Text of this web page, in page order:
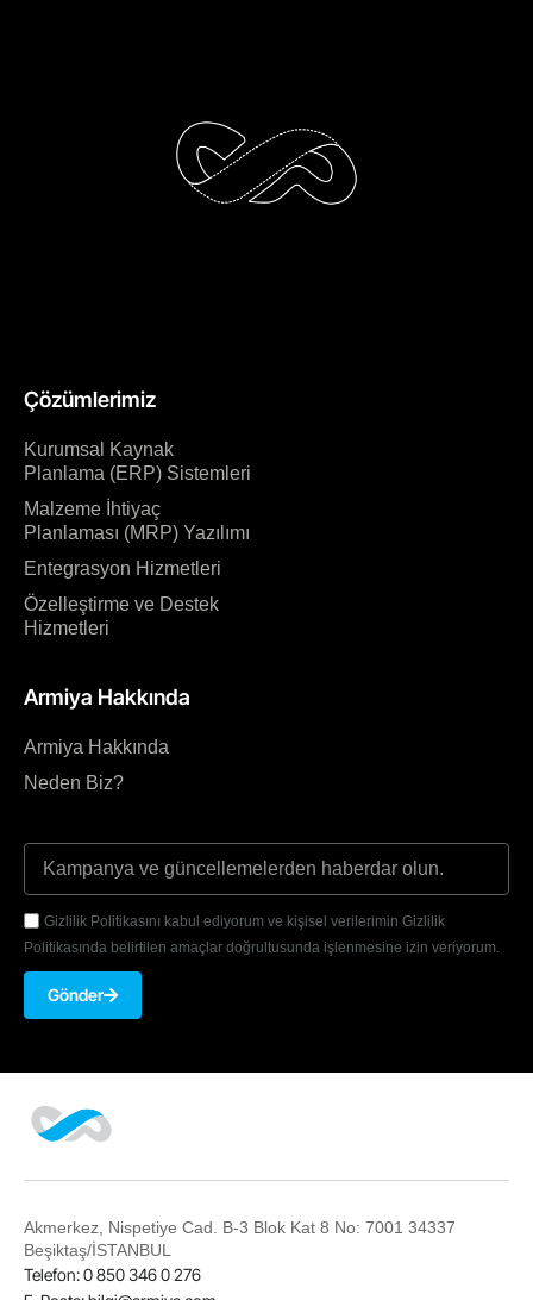
Çözümlerimiz
Kurumsal Kaynak
Planlama (ERP) Sistemleri
Malzeme İhtiyaç
Planlaması (MRP) Yazılımı
Entegrasyon Hizmetleri
Özelleştirme ve Destek
Hizmetleri
Armiya Hakkında
Armiya Hakkında
Neden Biz?
Gizlilik Politikasını kabul ediyorum ve kişisel verilerimin Gizlilik
Politikasında belirtilen amaçlar doğrultusunda işlenmesine izin veriyorum.
Gönder
Akmerkez, Nispetiye Cad. B-3 Blok Kat 8 No: 7001 34337
Beşiktaş/İSTANBUL
Telefon: 0 850 346 0 276